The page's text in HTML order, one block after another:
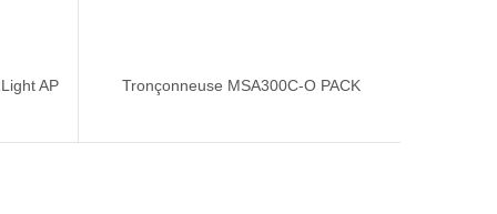
AP Tronçonneuse MSA300C-O PACK